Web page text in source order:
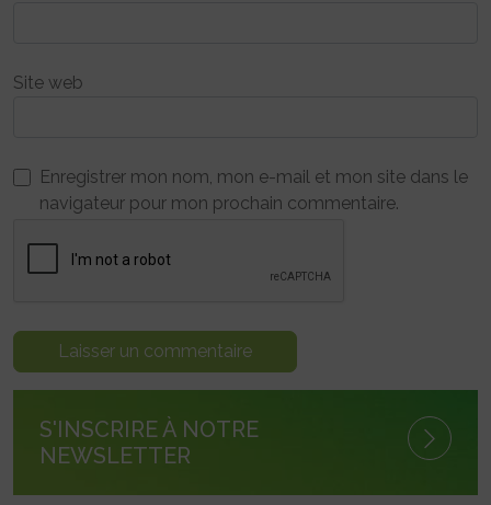
Site web
Enregistrer mon nom, mon e-mail et mon site dans le
navigateur pour mon prochain commentaire.
S'INSCRIRE À NOTRE
NEWSLETTER